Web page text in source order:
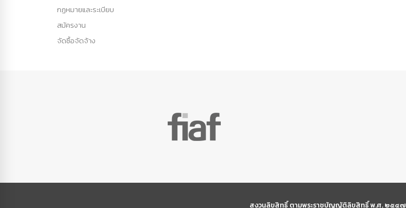
กฏหมายและระเบียบ
สมัครงาน
จัดซื้อจัดจ้าง
สงวนลิขสิทธิ์ ตามพระราชบัญญัติลิขสิทธิ์ พ.ศ. ๒๕๔๗